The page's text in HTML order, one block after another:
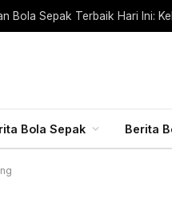
Bola Sepak Berita